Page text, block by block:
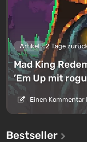
Artikel 2 Tage
Mad King
’Em Up mit
Einen Kommentar
Bestseller